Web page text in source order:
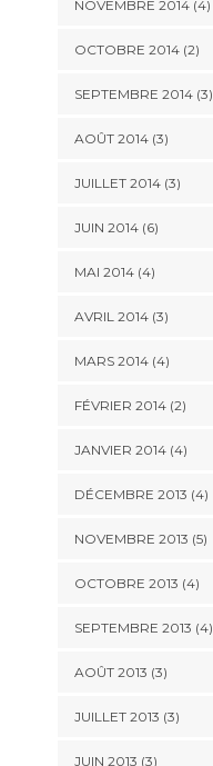
NOVEMBRE 2014(4)
OCTOBRE 2014(2)
SEPTEMBRE 2014(3)
AOÛT 2014(3)
JUILLET 2014(3)
JUIN 2014(6)
MAI 2014(4)
AVRIL 2014(3)
MARS 2014(4)
FÉVRIER 2014(2)
JANVIER 2014(4)
DÉCEMBRE 2013 (4)
NOVEMBRE 2013 (5)
OCTOBRE 2013 (4)
SEPTEMBRE 2013 (4)
AOÛT 2013 (3)
JUILLET 2013 (3)
JUIN 2013 (3)